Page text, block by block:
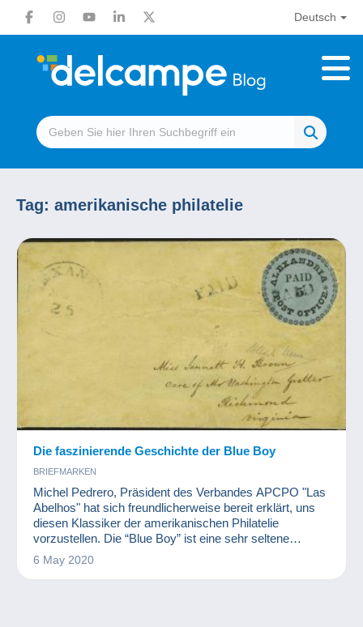
Deutsch
Tag: amerikanische philatelie
Die faszinierende Geschichte der Blue Boy
BRIEFMARKEN
Michel Pedrero, Präsident des Verbandes APCPO "Las
Abelhos" hat sich freundlicherweise bereit erklärt, uns
diesen Klassiker der amerikanischen Philatelie
vorzustellen. Die “Blue Boy” ist eine sehr seltene
Briefmarke, die 1847 vom Postamt der Stadt
Alexandria, Virginia in den Vereinigten Staaten,
6 May 2020